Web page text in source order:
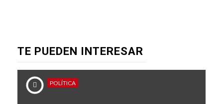
TE PUEDEN INTERESAR
POLÍTICA